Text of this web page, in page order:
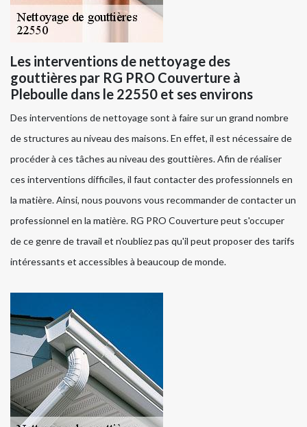
Les interventions de nettoyage des
gouttières par RG PRO Couverture à
Pleboulle dans le 22550 et ses environs
Des interventions de nettoyage sont à faire sur un grand nombre
de structures au niveau des maisons. En effet, il est nécessaire de
procéder à ces tâches au niveau des gouttières. Afin de réaliser
ces interventions difficiles, il faut contacter des professionnels en
la matière. Ainsi, nous pouvons vous recommander de contacter un
professionnel en la matière. RG PRO Couverture peut s'occuper
de ce genre de travail et n'oubliez pas qu'il peut proposer des tarifs
intéressants et accessibles à beaucoup de monde.